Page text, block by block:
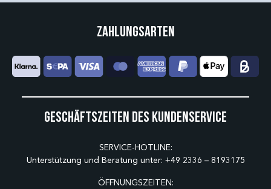
Geschäftszeiten des Kundenservice
SERVICE-HOTLINE:
Unterstützung und Beratung unter: +49 2336 – 8193175
ÖFFNUNGSZEITEN:
Zahlungsarten